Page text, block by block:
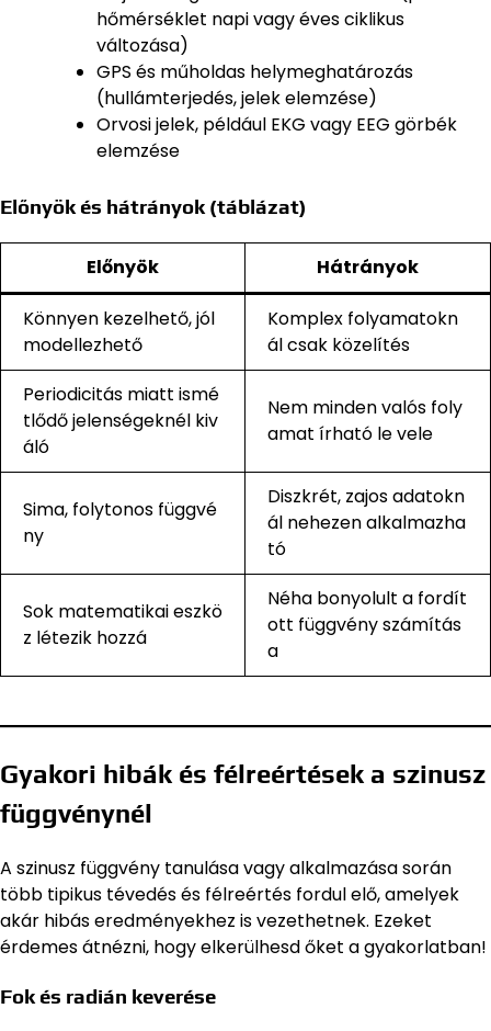
hőmérséklet napi vagy éves ciklikus
változása)
GPS és műholdas helymeghatározás
(hullámterjedés, jelek elemzése)
Orvosi jelek, például EKG vagy EEG görbék
elemzése
Előnyök és hátrányok (táblázat)
Előnyök Hátrányok
Könnyen kezelhető, jól
modellezhető
Komplex folyamatokn
ál csak közelítés
Periodicitás miatt ismé
tlődő jelenségeknél kiv
áló
Nem minden valós foly
amat írható le vele
Sima, folytonos függvé
ny
Diszkrét, zajos adatokn
ál nehezen alkalmazha
tó
Sok matematikai eszkö
z létezik hozzá
Néha bonyolult a fordít
ott függvény számítás
a
Gyakori hibák és félreértések a szinusz
függvénynél
A szinusz függvény tanulása vagy alkalmazása során
több tipikus tévedés és félreértés fordul elő, amelyek
akár hibás eredményekhez is vezethetnek. Ezeket
érdemes átnézni, hogy elkerülhesd őket a gyakorlatban!
Fok és radián keverése